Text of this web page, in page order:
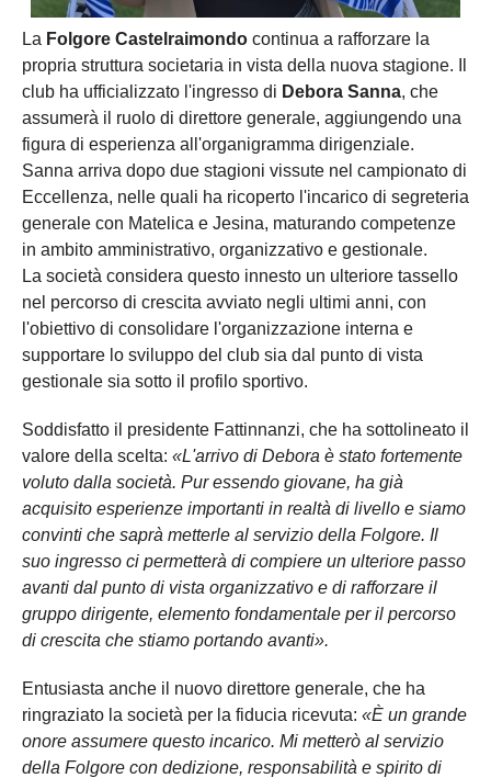
La Folgore Castelraimondo continua a rafforzare la
propria struttura societaria in vista della nuova stagione. Il
club ha ufficializzato l'ingresso di Debora Sanna, che
assumerà il ruolo di direttore generale, aggiungendo una
figura di esperienza all'organigramma dirigenziale.
Sanna arriva dopo due stagioni vissute nel campionato di
Eccellenza, nelle quali ha ricoperto l'incarico di segreteria
generale con Matelica e Jesina, maturando competenze
in ambito amministrativo, organizzativo e gestionale.
La società considera questo innesto un ulteriore tassello
nel percorso di crescita avviato negli ultimi anni, con
l'obiettivo di consolidare l'organizzazione interna e
supportare lo sviluppo del club sia dal punto di vista
gestionale sia sotto il profilo sportivo.
Soddisfatto il presidente Fattinnanzi, che ha sottolineato il
valore della scelta: «L'arrivo di Debora è stato fortemente
voluto dalla società. Pur essendo giovane, ha già
acquisito esperienze importanti in realtà di livello e siamo
convinti che saprà metterle al servizio della Folgore. Il
suo ingresso ci permetterà di compiere un ulteriore passo
avanti dal punto di vista organizzativo e di rafforzare il
gruppo dirigente, elemento fondamentale per il percorso
di crescita che stiamo portando avanti».
Entusiasta anche il nuovo direttore generale, che ha
ringraziato la società per la fiducia ricevuta: «È un grande
onore assumere questo incarico. Mi metterò al servizio
della Folgore con dedizione, responsabilità e spirito di